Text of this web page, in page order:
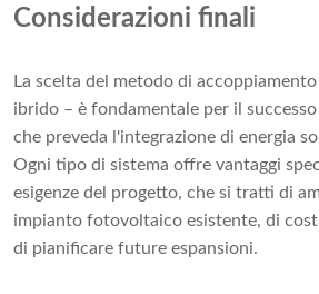
Considerazioni finali
La scelta del metodo di
ibrido – è fondamentale per il
che preveda l'integrazione di energia
Ogni tipo di sistema offre vantaggi
esigenze del progetto, che si tratti di
impianto fotovoltaico esistente, di
di pianificare future espansioni.